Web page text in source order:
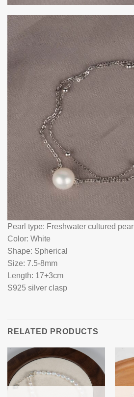
Pearl type: Freshwater cultured pearl
Color: White
Shape: Spherical
Size: 7.5-8mm
Length: 17+3cm
S925 silver clasp
RELATED PRODUCTS